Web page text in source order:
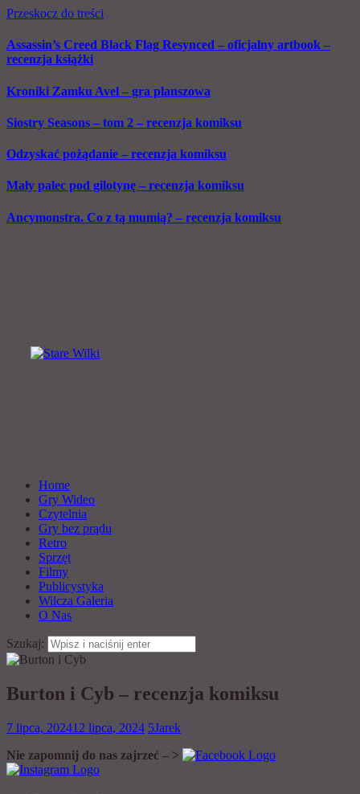
Przeskocz do treści
Assassin’s Creed Black Flag Resynced – oficjalny artbook –
recenzja książki
Kroniki Zamku Avel – gra planszowa
Siostry Seasons – tom 2 – recenzja komiksu
Odzyskać pożądanie – recenzja komiksu
Mały palec pod gilotynę – recenzja komiksu
Ancymonstra. Co z tą mumią? – recenzja komiksu
Home
Gry Wideo
Czytelnia
Gry bez prądu
Retro
Sprzęt
Filmy
Publicystyka
Wilcza Galeria
O Nas
Szukaj:
Burton i Cyb – recenzja komiksu
7 lipca, 202412 lipca, 2024 5Jarek
Nie zapomnij do nas zajrzeć – >